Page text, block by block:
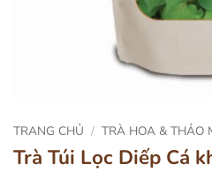
TRANG CHỦ / TRÀ HOA & THẢO
Trà Túi Lọc Diếp Cá